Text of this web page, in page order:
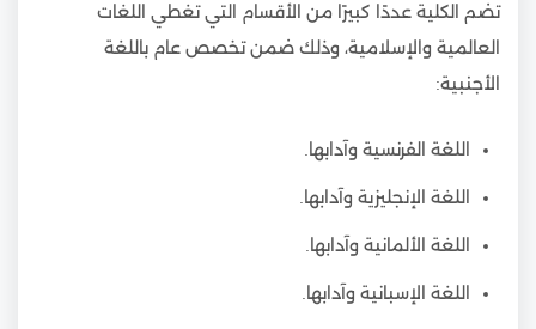
تضم الكلية عددًا كبيرًا من الأقسام التي تغطي اللغات
العالمية والإسلامية، وذلك ضمن تخصص عام باللغة
الأجنبية:
اللغة الفرنسية وآدابها.
اللغة الإنجليزية وآدابها.
اللغة الألمانية وآدابها.
اللغة الإسبانية وآدابها.